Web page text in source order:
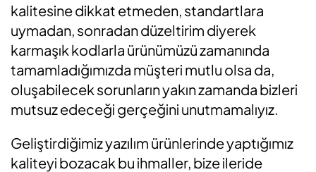
kalitesine dikkat etmeden, standartlara
uymadan, sonradan düzeltirim diyerek
karmaşık kodlarla ürünümüzü zamanında
tamamladığımızda müşteri mutlu olsa da,
oluşabilecek sorunların yakın zamanda bizleri
mutsuz edeceği gerçeğini unutmamalıyız.
Geliştirdiğimiz yazılım ürünlerinde yaptığımız
kaliteyi bozacak bu ihmaller, bize ileride